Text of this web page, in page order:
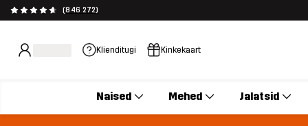
(846 272)
Klienditugi Kinkekaart
Naised Mehed Jalatsid